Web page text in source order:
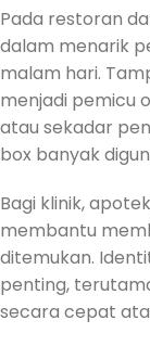
Pada restoran
dalam menarik
malam hari.
menjadi pemicu
atau sekadar
box banyak
Bagi klinik,
membantu
ditemukan.
penting,
secara cepat